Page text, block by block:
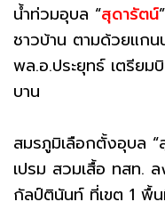
น้ำท่วมอุบล “สุดารัตน์
ชาวบ้าน ตามด้วยแก
พล.อ.ประยุทธ์ เตรีย
บาน
สมรภูมิเลือกตั้งอุบล
เปรม สวมเสื้อ ทสท.
กัลป์ตินันท์ ที่เขต 1 พื้